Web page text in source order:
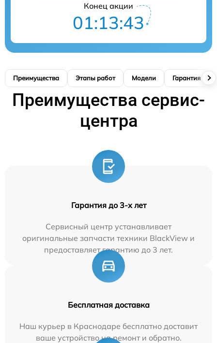
Конец акции
01:13:42
Преимущества Этапы работ Модели Гарантия
Преимущества сервис-
центра
Гарантия до 3-х лет
Сервисный центр устанавливает
оригинальные запчасти техники BlackView и
предоставляет гарантию до 3 лет.
Бесплатная доставка
Наш курьер в Краснодаре бесплатно доставит
ваше устройство на ремонт и обратно.